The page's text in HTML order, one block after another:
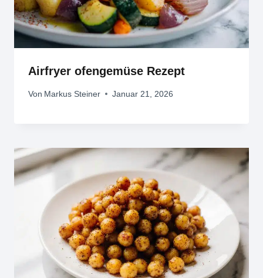
Airfryer ofengemüse Rezept
Von Markus Steiner Januar 21, 2026